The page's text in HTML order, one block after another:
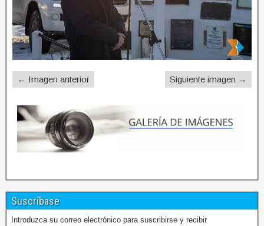
← Imagen anterior Siguiente imagen →
Suscríbase
Introduzca su correo electrónico para suscribirse y recibir